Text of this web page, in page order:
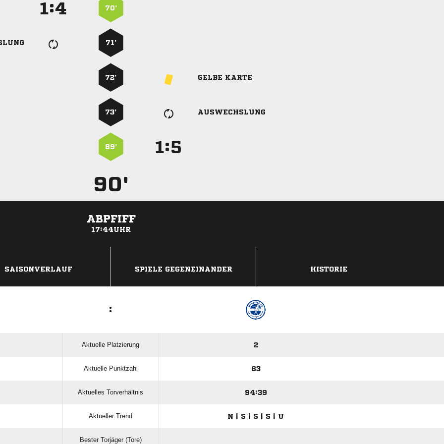
: 70’
71’
72’ GELBE KARTE
73’ AUSWECHSLUNG
89’ :
90'
ABPFIFF
17:44UHR
SAISONVERLAUF SPIELE GEGENEINANDER HISTORIE
:
Aktuelle Platzierung 2
Aktuelle Punktzahl 63
Aktuelles Torverhältnis 94:39
Aktueller Trend N | S | S | S | U
Bester Torjäger (Tore)